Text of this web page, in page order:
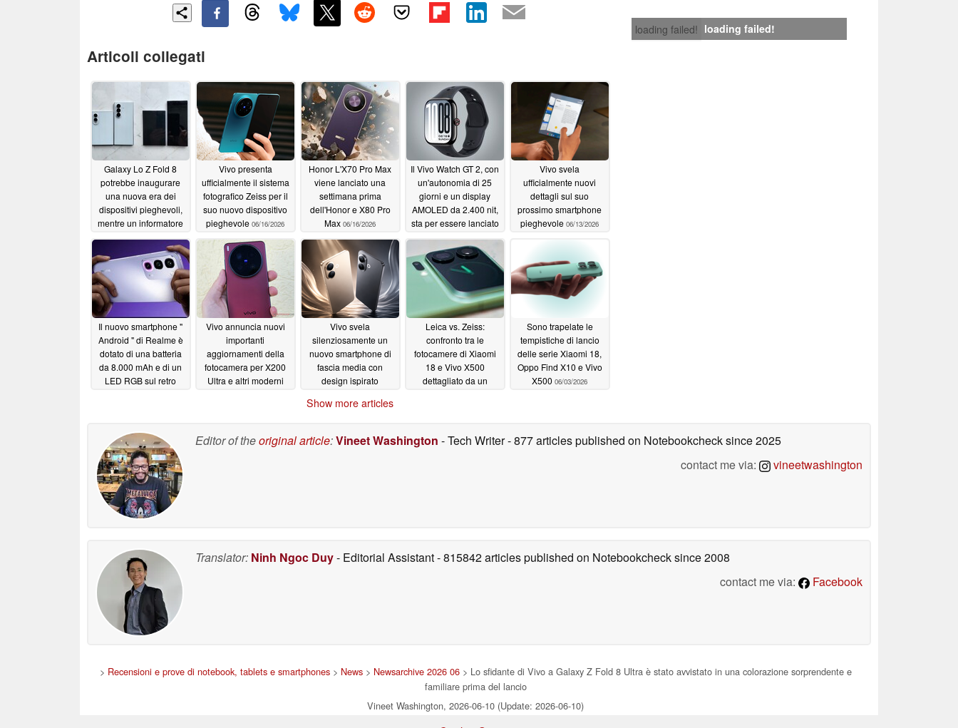
loading failed! loading failed!
Articoli collegati
Galaxy Lo Z Fold 8
potrebbe inaugurare
una nuova era dei
dispositivi pieghevoli,
mentre un informatore
06/25/2026
Vivo presenta
ufficialmente il sistema
fotografico Zeiss per il
suo nuovo dispositivo
pieghevole 06/16/2026
Honor L'X70 Pro Max
viene lanciato una
settimana prima
dell'Honor e X80 Pro
Max 06/16/2026
Il Vivo Watch GT 2, con
un'autonomia di 25
giorni e un display
AMOLED da 2.400 nit,
sta per essere lanciato
06/15/2026
Vivo svela
ufficialmente nuovi
dettagli sul suo
prossimo smartphone
pieghevole 06/13/2026
Il nuovo smartphone "
Android " di Realme è
dotato di una batteria
da 8.000 mAh e di un
LED RGB sul retro
Vivo annuncia nuovi
importanti
aggiornamenti della
fotocamera per X200
Ultra e altri moderni
Vivo svela
silenziosamente un
nuovo smartphone di
fascia media con
design ispirato
Leica vs. Zeiss:
confronto tra le
fotocamere di Xiaomi
18 e Vivo X500
dettagliato da un
Sono trapelate le
tempistiche di lancio
delle serie Xiaomi 18,
Oppo Find X10 e Vivo
X500 06/03/2026
Show more articles
Editor of theoriginal article:Vineet Washington - Tech Writer- 877 articles published on Notebookchecksince 2025
contact me via:
vineetwashington
Translator: Ninh Ngoc Duy- Editorial Assistant- 815842 articles published on Notebookchecksince 2008
contact me via:
Facebook
> Recensioni e prove di notebook, tablets e smartphones> News> Newsarchive 2026 06> Lo sfidante di Vivo a Galaxy Z Fold 8 Ultra è stato avvistato in una colorazione sorprendente e
familiare prima del lancio
Vineet Washington, 2026-06-10 (Update: 2026-06-10)